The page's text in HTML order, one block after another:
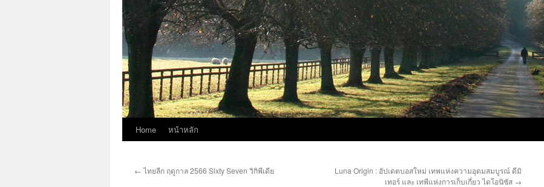
Home หน้าหลัก
←ไทยลีก ฤดูกาล 2566 Sixty Seven วิกิพีเดีย
Luna Origin : อัปเดตบอสใหม่ เทพแห่งความอุดมสมบูรณ์ ดีมิ
เทอร์ และ เทพีแห่งการเก็บเกี่ยว ไดโอนิซัส →